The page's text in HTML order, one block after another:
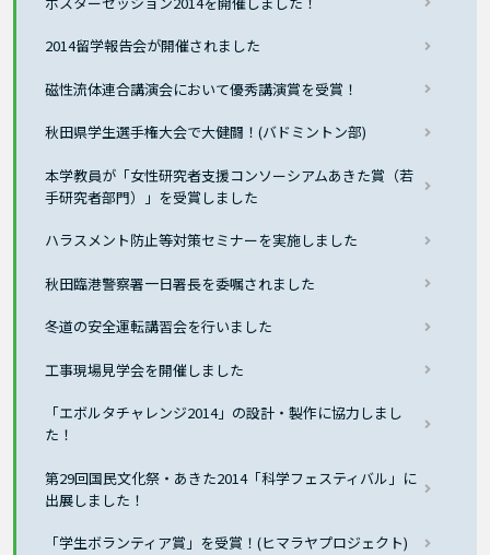
2014留学報告会が開催されました
磁性流体連合講演会において優秀講演賞を受賞！
秋田県学生選手権大会で大健闘！(バドミントン部)
本学教員が「女性研究者支援コンソーシアムあきた賞（若
手研究者部門）」を受賞しました
ハラスメント防止等対策セミナーを実施しました
秋田臨港警察署一日署長を委嘱されました
冬道の安全運転講習会を行いました
工事現場見学会を開催しました
「エボルタチャレンジ2014」の設計・製作に協力しまし
た！
第29回国民文化祭・あきた2014「科学フェスティバル」に
出展しました！
「学生ボランティア賞」を受賞！(ヒマラヤプロジェクト)